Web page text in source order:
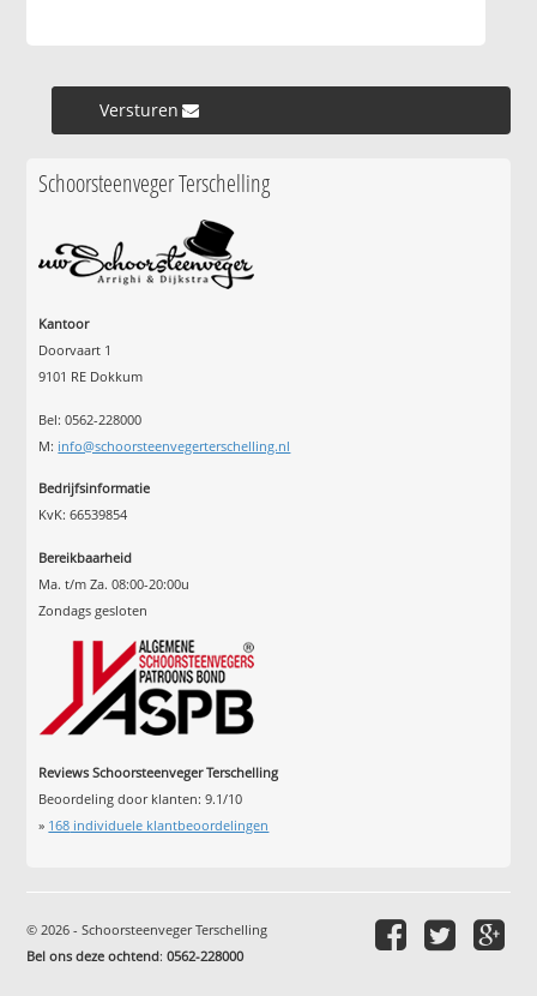
Versturen »
Schoorsteenveger Terschelling
Kantoor
Doorvaart 1
9101 RE Dokkum
Bel: 0562-228000
M: info@schoorsteenvegerterschelling.nl
Bedrijfsinformatie
KvK: 66539854
Bereikbaarheid
Ma. t/m Za. 08:00-20:00u
Zondags gesloten
Reviews Schoorsteenveger Terschelling
Beoordeling door klanten:9.1/10
» 168 individuele klantbeoordelingen
© 2026 - Schoorsteenveger Terschelling
Bel ons deze ochtend:0562-228000